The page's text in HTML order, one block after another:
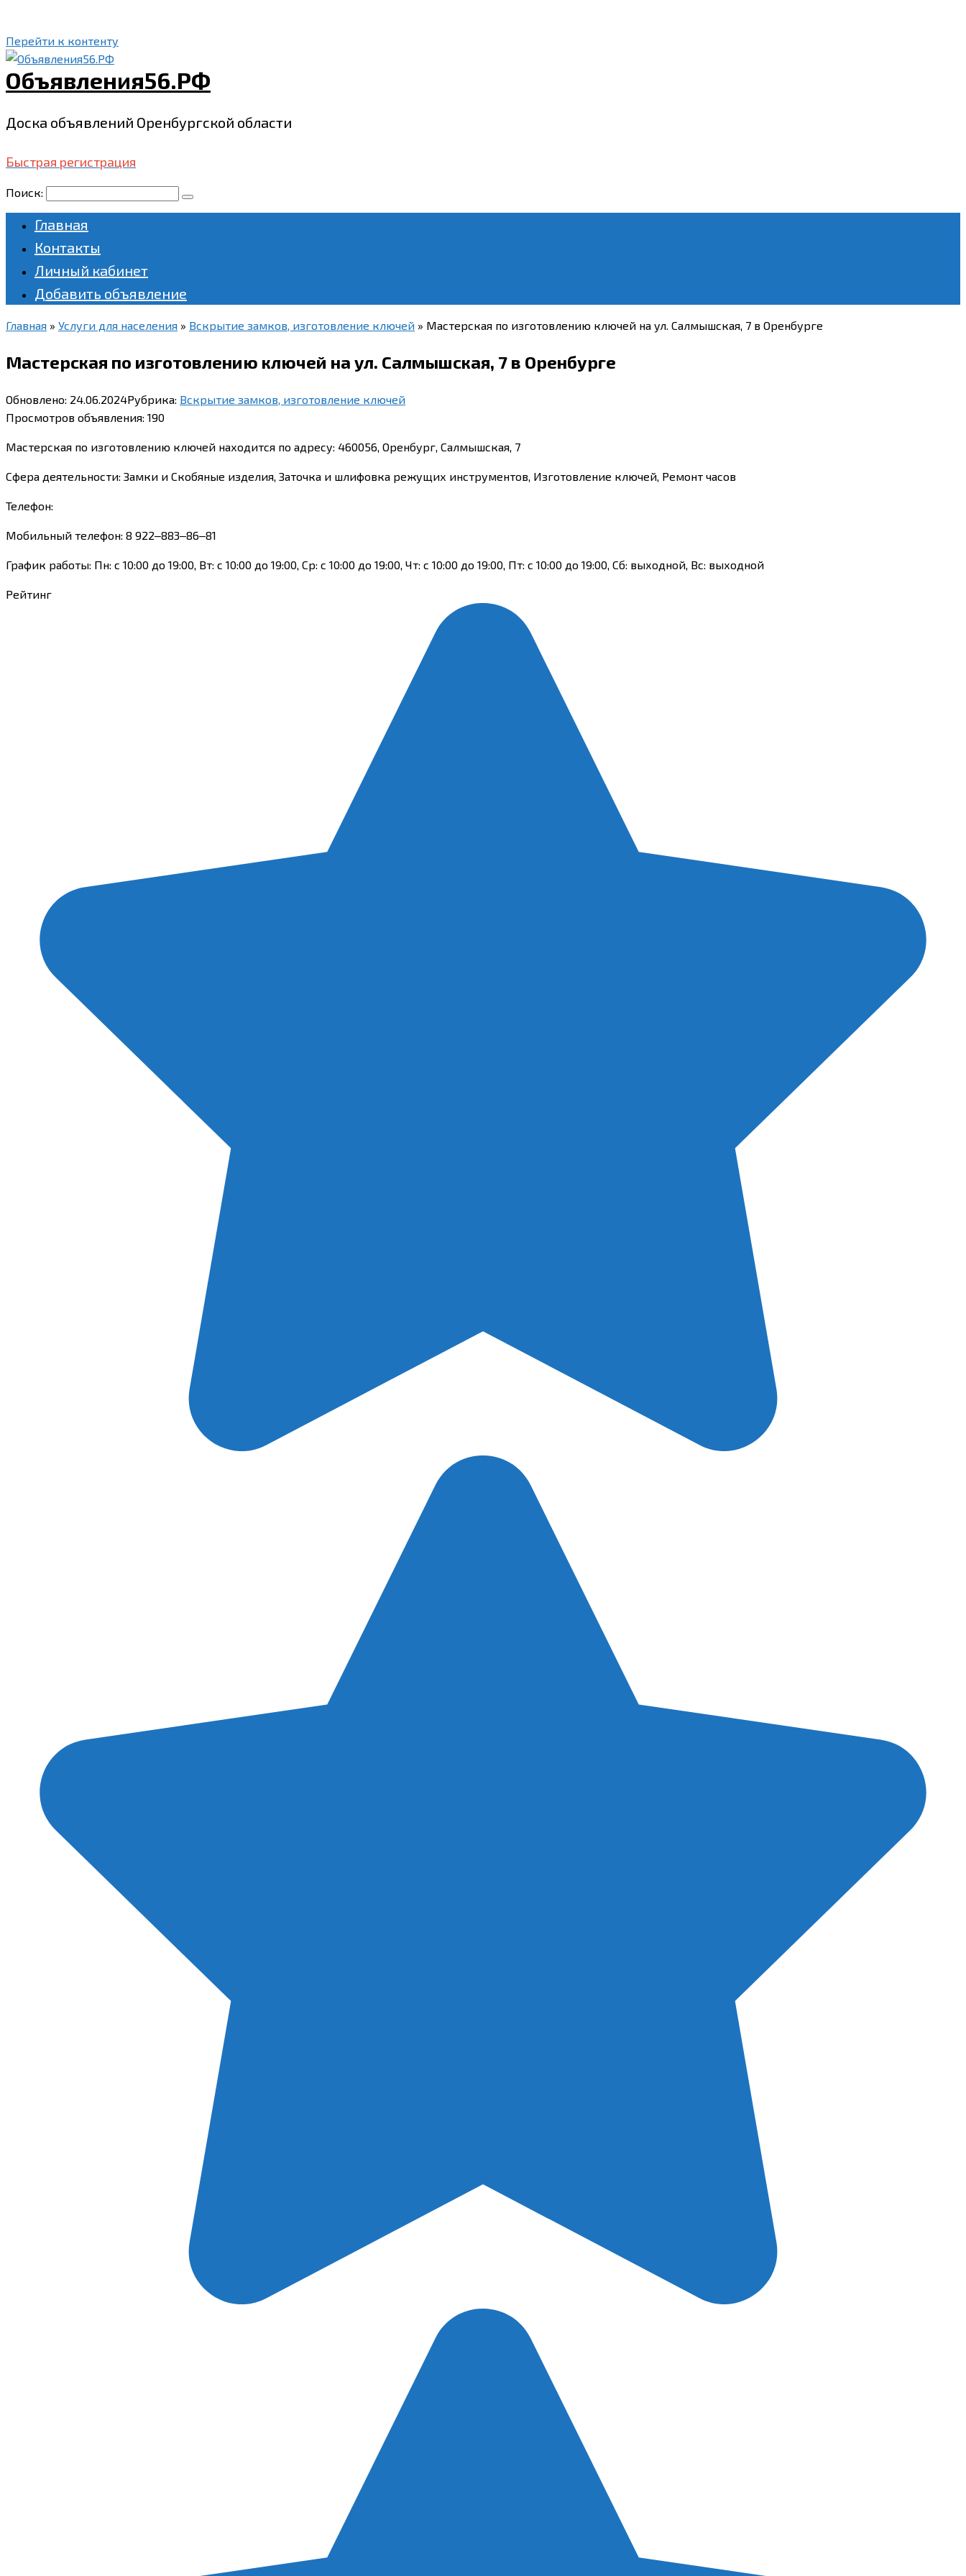
Перейти к контенту
Объявления56.РФ
Доска объявлений Оренбургской области
Быстрая регистрация
Поиск:
Главная
Контакты
Личный кабинет
Добавить объявление
Главная » Услуги для населения » Вскрытие замков, изготовление ключей » Мастерская по изготовлению ключей на ул. Салмышская, 7 в Оренбурге
Мастерская по изготовлению ключей на ул. Салмышская, 7 в Оренбурге
Обновлено: 24.06.2024Рубрика: Вскрытие замков, изготовление ключей
Просмотров объявления: 190
Мастерская по изготовлению ключей находится по адресу: 460056, Оренбург, Салмышская, 7
Сфера деятельности: Замки и Скобяные изделия, Заточка и шлифовка режущих инструментов, Изготовление ключей, Ремонт часов
Телефон:
Мобильный телефон: 8 922‒883‒86‒81
График работы: Пн: с 10:00 до 19:00, Вт: с 10:00 до 19:00, Ср: с 10:00 до 19:00, Чт: с 10:00 до 19:00, Пт: с 10:00 до 19:00, Сб: выходной, Вс: выходной
Рейтинг